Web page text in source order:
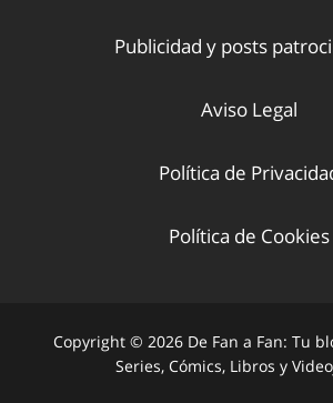
Publicidad y posts
Aviso Legal
Política de
Política de Cookies
Copyright © 2026 De Fan a Fan: Tu
Series, Cómics, Libros y